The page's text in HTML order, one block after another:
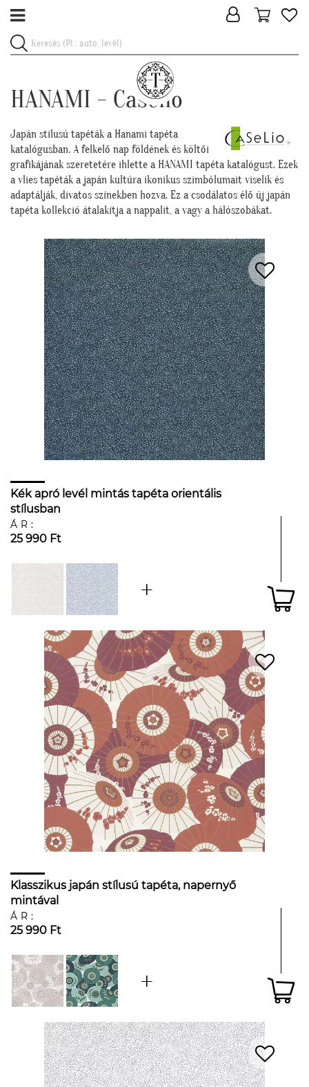
HANAMI - Caselio
Japán stílusú tapéták a Hanami tapéta
katalógusban. A felkelő nap földének és költői
grafikájának szeretetére ihlette a HANAMI tapéta katalógust. Ezek
a vlies tapéták a japán kultúra ikonikus szimbólumait viselik és
adaptálják, divatos színekben hozva. Ez a csodálatos élő új japán
tapéta kollekció átalakítja a nappalit, a vagy a hálószobákat.
Kék apró levél mintás tapéta orientális
stílusban
ÁR:
25 990 Ft
Klasszikus japán stílusú tapéta, napernyő
mintával
ÁR:
25 990 Ft